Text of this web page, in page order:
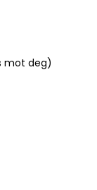
mot deg)